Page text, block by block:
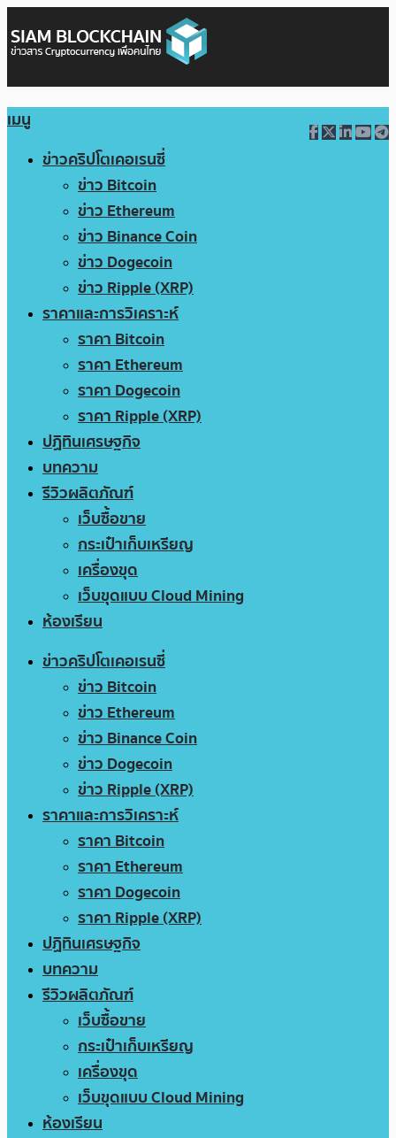
เมนู
ข่าวคริปโตเคอเรนซี่
ข่าว Bitcoin
ข่าว Ethereum
ข่าว Binance Coin
ข่าว Dogecoin
ข่าว Ripple (XRP)
ราคาและการวิเคราะห์
ราคา Bitcoin
ราคา Ethereum
ราคา Dogecoin
ราคา Ripple (XRP)
ปฏิทินเศรษฐกิจ
บทความ
รีวิวผลิตภัณฑ์
เว็บซื้อขาย
กระเป๋าเก็บเหรียญ
เครื่องขุด
เว็บขุดแบบ Cloud Mining
ห้องเรียน
ข่าวคริปโตเคอเรนซี่
ข่าว Bitcoin
ข่าว Ethereum
ข่าว Binance Coin
ข่าว Dogecoin
ข่าว Ripple (XRP)
ราคาและการวิเคราะห์
ราคา Bitcoin
ราคา Ethereum
ราคา Dogecoin
ราคา Ripple (XRP)
ปฏิทินเศรษฐกิจ
บทความ
รีวิวผลิตภัณฑ์
เว็บซื้อขาย
กระเป๋าเก็บเหรียญ
เครื่องขุด
เว็บขุดแบบ Cloud Mining
ห้องเรียน